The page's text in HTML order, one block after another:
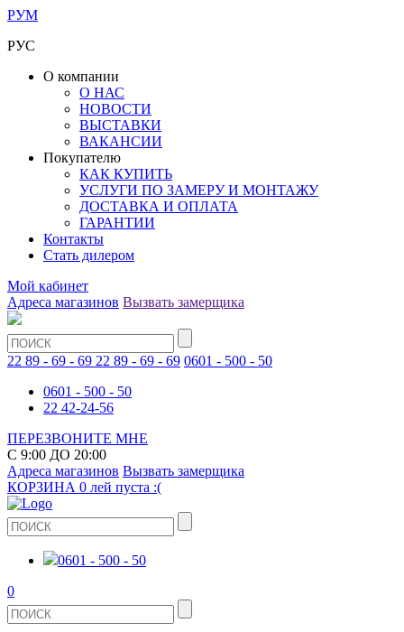
РУМ
РУС
О компании
О НАС
НОВОСТИ
ВЫСТАВКИ
ВАКАНСИИ
Покупателю
КАК КУПИТЬ
УСЛУГИ ПО ЗАМЕРУ И МОНТАЖУ
ДОСТАВКА И ОПЛАТА
ГАРАНТИИ
Контакты
Стать дилером
Мой кабинет
Адреса магазинов Вызвать замерщика
22 89 - 69 - 69 22 89 - 69 - 69 0601 - 500 - 50
0601 - 500 - 50
22 42-24-56
ПЕРЕЗВОНИТЕ МНЕ
С 9:00 ДО 20:00
Адреса магазинов Вызвать замерщика
КОРЗИНА 0 лей пуста :(
0601 - 500 - 50
0